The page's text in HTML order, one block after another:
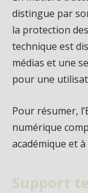
distingue par
la protection
technique est
médias et une
pour une
Pour résumer,
numérique
académique et
Support